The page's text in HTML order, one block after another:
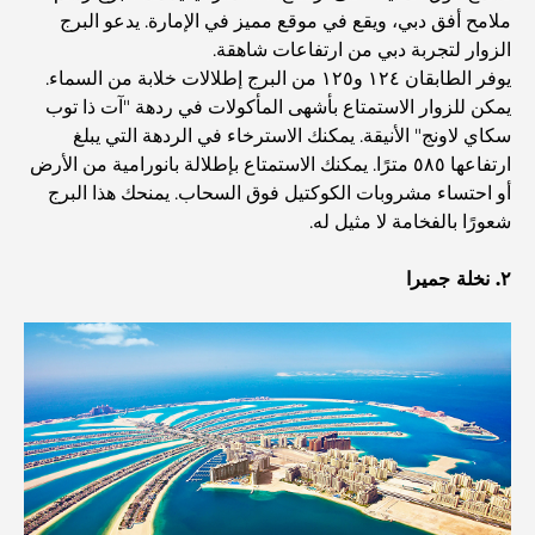
أفضل المقاهي في دبي بإطلالة خلابة: مزيج مثالي من المذاق
الرائع والمناظر الطبيعية الساحرة
مطاعم بإطلالة على برج العرب: تجربة طعام استثنائية في دبي
دليل شامل لأندية شاطئ نخلة جميرا لعام 2026
المدينة
أفضل 7 نوادي رياضية في دبي هيلز: اللياقة البدنية في أبهى
صورها
الدليل الأمثل لمطاعم الطعام الفاخر في نخلة جميرا
ملامح أفق دبي، ويقع في موقع مميز في الإمارة. يدعو البرج
الزوار لتجربة دبي من ارتفاعات شاهقة.
يوفر الطابقان ١٢٤ و١٢٥ من البرج إطلالات خلابة من السماء.
يمكن للزوار الاستمتاع بأشهى المأكولات في ردهة "آت ذا توب
سكاي لاونج" الأنيقة. يمكنك الاسترخاء في الردهة التي يبلغ
ارتفاعها ٥٨٥ مترًا. يمكنك الاستمتاع بإطلالة بانورامية من الأرض
أو احتساء مشروبات الكوكتيل فوق السحاب. يمنحك هذا البرج
شعورًا بالفخامة لا مثيل له.
٢. نخلة جميرا